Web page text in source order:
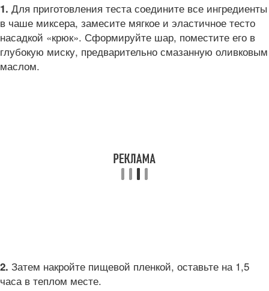
1. Для приготовления теста соедините все ингредиенты
в чаше миксера, замесите мягкое и эластичное тесто
насадкой «крюк». Сформируйте шар, поместите его в
глубокую миску, предварительно смазанную оливковым
маслом.
2. Затем накройте пищевой пленкой, оставьте на 1,5
часа в теплом месте.